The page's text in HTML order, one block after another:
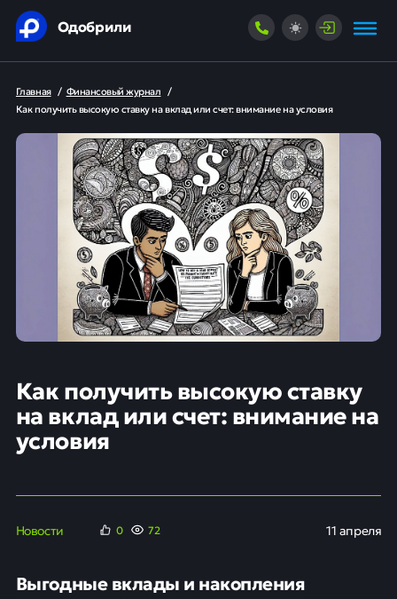
Одобрили
Главная / Финансовый журнал /
Как получить высокую ставку на вклад или счет: внимание на условия
Как получить высокую ставку
на вклад или счет: внимание на
условия
Новости 0 72 11 апреля
Выгодные вклады и накопления